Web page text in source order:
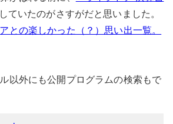
ていたのがさすがだと思いました。
との楽しかった（？）思い出一覧。
以外にも公開プログラムの検索もで